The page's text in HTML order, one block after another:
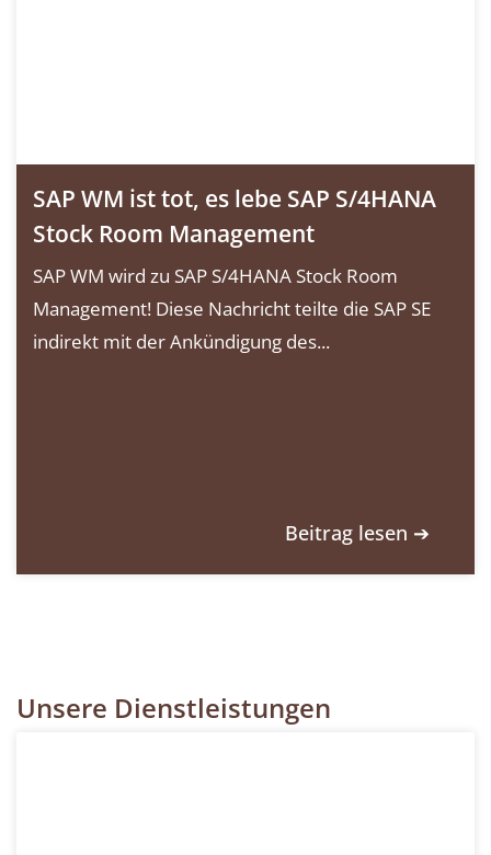
SAP WM ist tot, es lebe SAP S/4HANA
Stock Room Management
SAP WM wird zu SAP S/4HANA Stock Room
Management! Diese Nachricht teilte die SAP SE
indirekt mit der Ankündigung des...
Beitrag lesen ➔
Unsere Dienstleistungen